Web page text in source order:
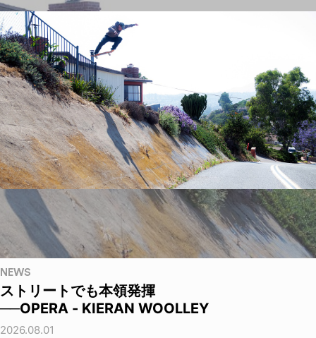
NEWS
ストリートでも本領発揮
──OPERA - KIERAN WOOLLEY
2026.08.01